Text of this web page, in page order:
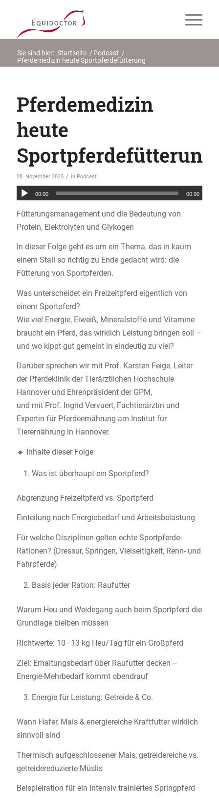
Sie sind hier: Startseite / Podcast /
Pferdemedizin heute Sportpferdefütterung
Pferdemedizin
heute
Sportpferdefütterung
28. November 2025 / in Podcast
00:00 00:00
Fütterungsmanagement und die Bedeutung von
Protein, Elektrolyten und Glykogen
In dieser Folge geht es um ein Thema, das in kaum
einem Stall so richtig zu Ende gedacht wird: die
Fütterung von Sportpferden.
Was unterscheidet ein Freizeitpferd eigentlich von
einem Sportpferd?
Wie viel Energie, Eiweiß, Mineralstoffe und Vitamine
braucht ein Pferd, das wirklich Leistung bringen soll –
und wo kippt gut gemeint in eindeutig zu viel?
Darüber sprechen wir mit Prof. Karsten Feige, Leiter
der Pferdeklinik der Tierärztlichen Hochschule
Hannover und Ehrenpräsident der GPM,
und mit Prof. Ingrid Vervuert, Fachtierärztin und
Expertin für Pferdeernährung am Institut für
Tierernährung in Hannover.
🔹 Inhalte dieser Folge
Was ist überhaupt ein Sportpferd?
Abgrenzung Freizeitpferd vs. Sportpferd
Einteilung nach Energiebedarf und Arbeitsbelastung
Für welche Disziplinen gelten echte Sportpferde-
Rationen? (Dressur, Springen, Vielseitigkeit, Renn- und
Fahrpferde)
Basis jeder Ration: Raufutter
Warum Heu und Weidegang auch beim Sportpferd die
Grundlage bleiben müssen
Richtwerte: 10–13 kg Heu/Tag für ein Großpferd
Ziel: Erhaltungsbedarf über Raufutter decken –
Energie-Mehrbedarf kommt obendrauf
Energie für Leistung: Getreide & Co.
Wann Hafer, Mais & energiereiche Kraftfutter wirklich
sinnvoll sind
Thermisch aufgeschlossener Mais, getreidereiche vs.
getreidereduzierte Müslis
Beispielration für ein intensiv trainiertes Springpferd